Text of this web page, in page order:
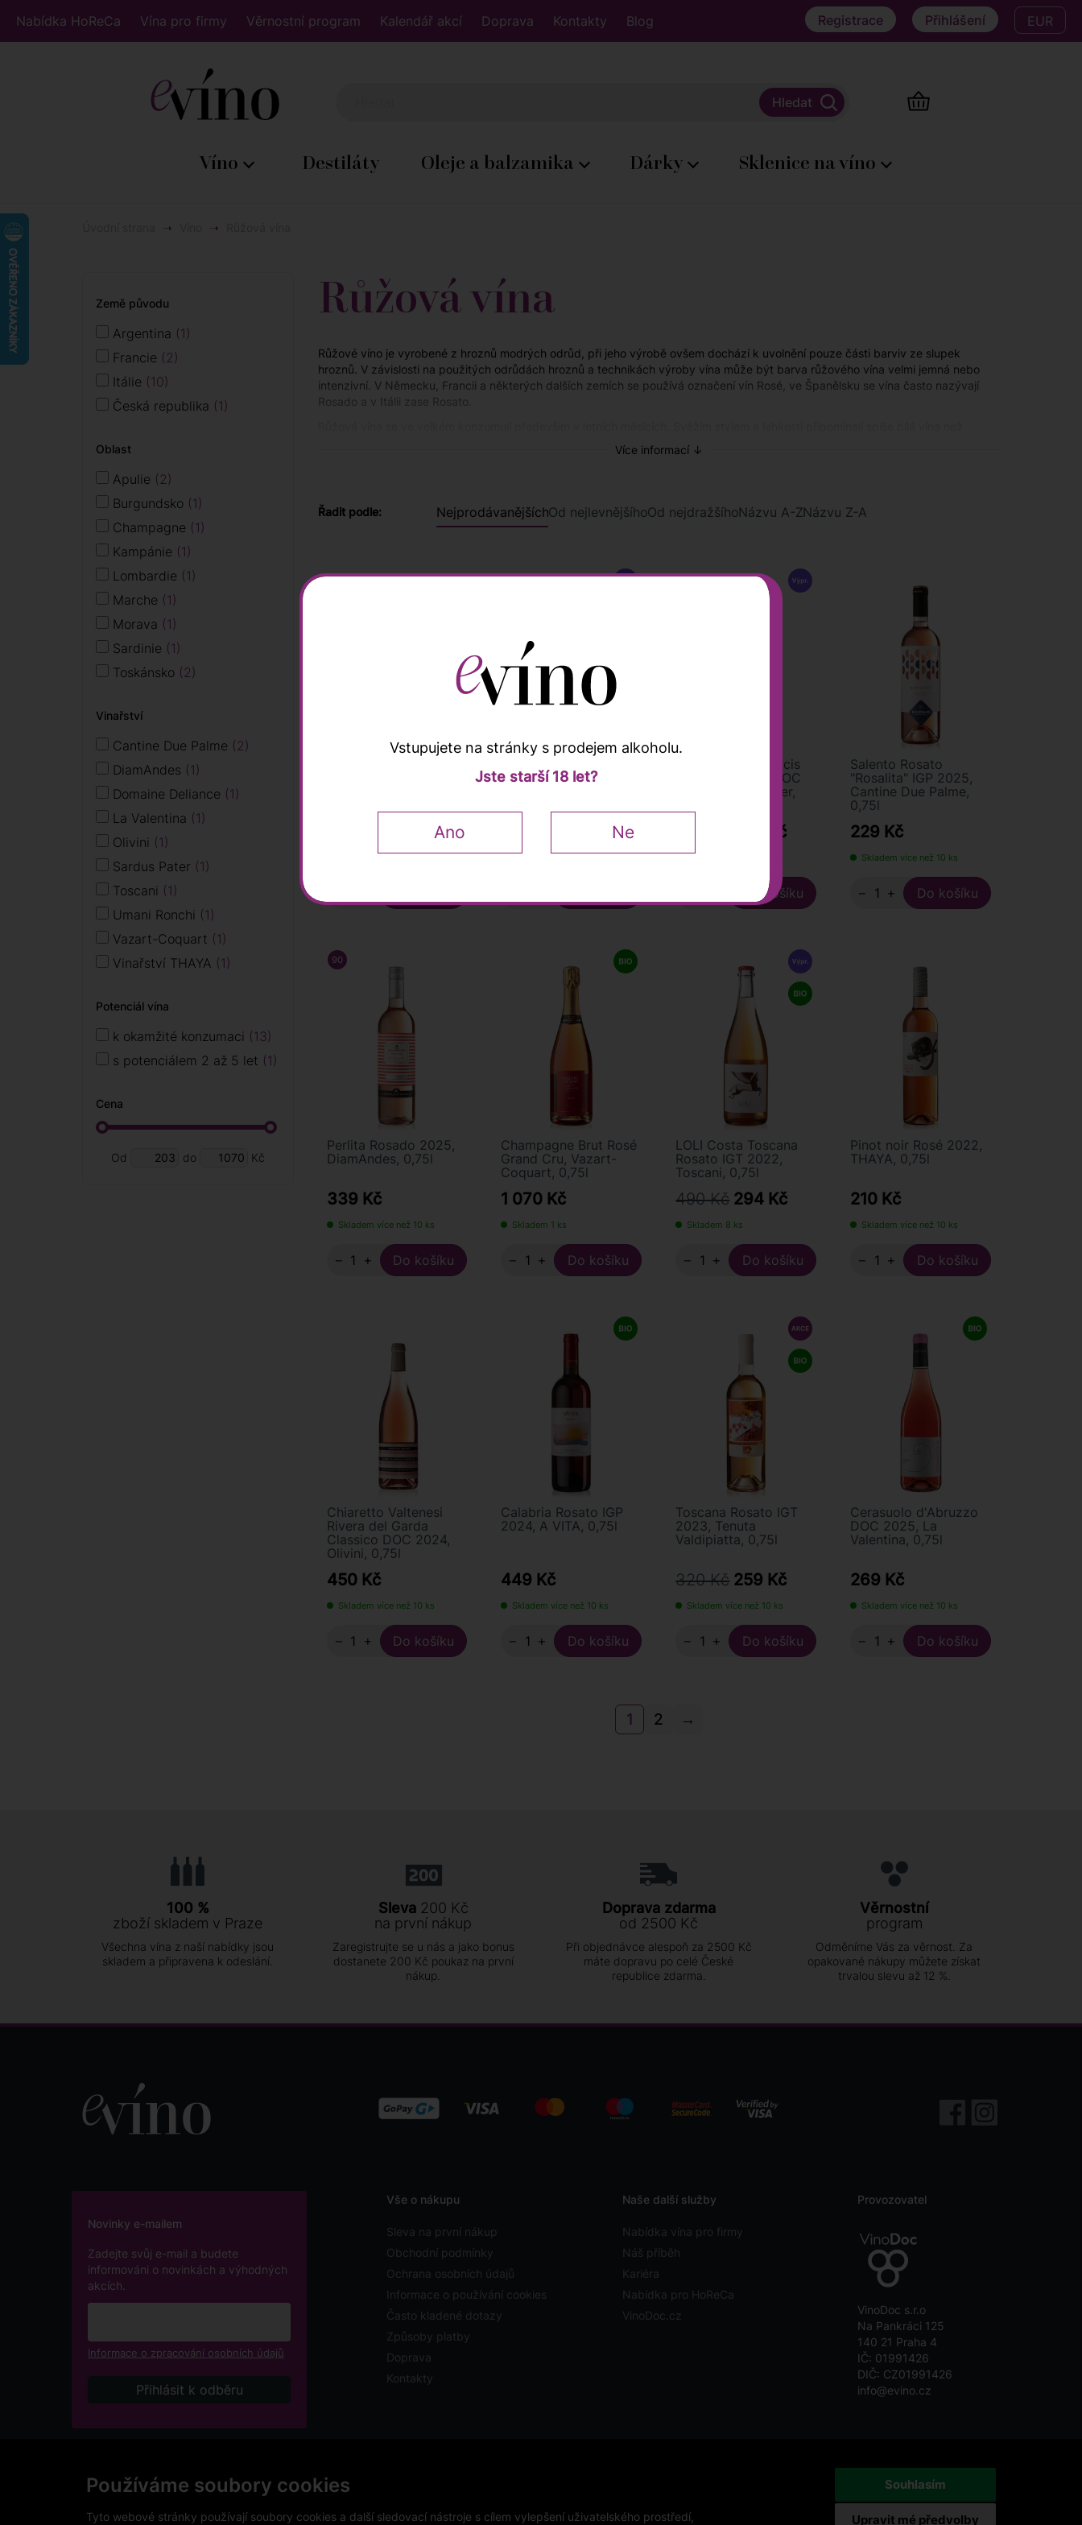
Používáme soubory cookies
Tyto webové stránky používají soubory cookies a další sledovací nástroje s cílem vylepšení uživatelského prostředí,
Souhlasím
Upravit mé předvolby
Nabídka HoReCa Vína pro firmy Věrnostní program Kalendář akcí Doprava Kontakty Blog Registrace Přihlášení EUR
Víno Destiláty Oleje a balzamika Dárky Sklenice na víno
Růžová vína
Růžové víno je vyrobené z hroznů modrých odrůd, při jeho výrobě ovšem dochází k uvolnění pouze části barviv ze slupek
hroznů. V závislosti na použitých odrůdách hroznů a technikách výroby vína může být barva růžového vína velmi jemná nebo
intenzivní. V Německu, Francii a některých dalších zemích se používá označení vín Rosé, ve Španělsku se vína často nazývají
Rosado a v Itálii zase Rosato.
červená. Vzhledem k širokému gastronomickému použití se samozřejmě mohou popíjet v průběhu celého roku.
Vína se hodí k pokrmům z ryb, grilovanému masu, letním salátům, ale mohou posloužit i jako aperitiv a doprovod k lehkým
Internetový obchod eVíno vám nabízí všechny výhody klasické vinotéky a ještě mnohem víc. Máme široký výběr stovek vín z
Evropy. Všechna vína jsou dostupná skladem a vy si je můžete objednat z pohodlí svého domova. Kdykoli, v jakoukoliv hodinu a
každý den. U nás můžete objevovat méně známá vína z menších apelací a zón nebo ochutnat největší klasiky od špičkových
vinařství z Itálie, Španělska, Francie, Německa nebo Rakouska. Nechybí samozřejmě ani vína z Moravy. Všechna byla pečlivě
vybrána naším sommeliérem, který vám velmi rád poradí s výběrem. Můžete se na něj obrátit emailem, přes chat nebo
telefonicky. Objednaná vína vám doručíme během dvou pracovních dní, při objednání alespoň šesti lahví navíc zdarma.
Více informací ↓
Řadit podle: NejprodávanějšíchOd nejlevnějšíhoOd nejdražšíhoNázvu A-ZNázvu Z-A
Aprutini Rosato IGT
Carignano del Sulcis
Rosato "Horus" DOC
2022, Sardus Pater,
203 Kč
Salento Rosato
"Rosalita" IGP 2025,
Cantine Due Palme,
0,75l
229 Kč
Skladem více než 10 ks
− +
90 / 100
Perlita Rosado 2025,
DiamAndes, 0,75l
339 Kč
Skladem více než 10 ks
− +
Champagne Brut Rosé
Grand Cru, Vazart-
Coquart, 0,75l
1 070 Kč
Skladem 1 ks
− +
LOLI Costa Toscana
Rosato IGT 2022,
Toscani, 0,75l
490 Kč 294 Kč
Skladem 8 ks
− +
Pinot noir Rosé 2022,
THAYA, 0,75l
210 Kč
Skladem více než 10 ks
− +
Chiaretto Valtenesi
Rivera del Garda
Classico DOC 2024,
Olivini, 0,75l
450 Kč
Skladem více než 10 ks
− +
Calabria Rosato IGP
2024, A VITA, 0,75l
449 Kč
Skladem více než 10 ks
− +
Toscana Rosato IGT
2023, Tenuta
Valdipiatta, 0,75l
320 Kč 259 Kč
Skladem více než 10 ks
− +
Cerasuolo d'Abruzzo
DOC 2025, La
Valentina, 0,75l
269 Kč
Skladem více než 10 ks
− +
1 2 →
Země původu
Argentina
1
Francie
2
Itálie
10
Česká republika
1
Oblast
Apulie
2
Burgundsko 1
Champagne
1
Kampánie
1
Lombardie
1
Marche
1
Morava
1
Sardinie
1
Toskánsko 2
Vinařství
Cantine Due Palme
2
DiamAndes
1
Domaine Deliance
1
La Valentina
1
Olivini
1
Sardus Pater
1
Toscani
1
Umani Ronchi
1
Vazart-Coquart
1
Vinařství THAYA
1
Potenciál vína
k okamžité konzumaci
13
s potenciálem 2 až 5 let
1
Cena
Od do Kč
100 %
zboží skladem v Praze
Všechna vína z naší nabídky jsou
skladem a připravena k odeslání.
Sleva200 Kč
na první nákup
Zaregistrujte se u nás a jako bonus
dostanete 200 Kč poukaz na první
nákup.
Doprava zdarma
od 2500 Kč
Při objednávce alespoň za 2500 Kč
máte dopravu po celé České
republice zdarma.
Věrnostní
program
Odměníme Vás za věrnost. Za
opakované nákupy můžete získat
trvalou slevu až 12 %.
Vše o nákupu
Sleva na první nákup
Obchodní podmínky
Ochrana osobních údajů
Informace o používání cookies
Často kladené dotazy
Způsoby platby
Doprava
Kontakty
Naše další služby
Nabídka vína pro firmy
Náš příběh
Kariéra
Nabídka pro HoReCa
VinoDoc.cz
Provozovatel
VinoDoc s.r.o
Na Pankráci 125
140 21 Praha 4
IČ: 01991426
DIČ: CZ01991426
info@evino.cz
Novinky e-mailem
Zadejte svůj e-mail a budete
informováni o novinkách a výhodných
akcích.
Informace o zpracování osobních údajů
přijatou tržbu u správce daně online, v případě technického výpadku pak nejpozději do 48 hodin.
V e-shopu eVíno.cz platí zákaz prodeje alkoholických nápojů osobám mladším 18 let.
Vstupujete na stránky s prodejem alkoholu.
Jste starší 18 let?
Ano Ne